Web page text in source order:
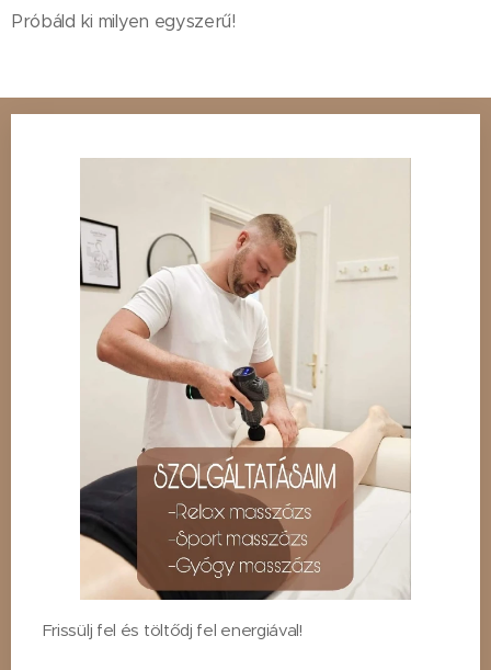
Próbáld ki milyen egyszerű!
⭐Frissülj fel és töltődj fel energiával!⭐